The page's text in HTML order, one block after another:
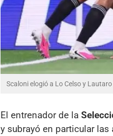
Scaloni elogió a Lo Celso y
El entrenador de la
y subrayó en particular las